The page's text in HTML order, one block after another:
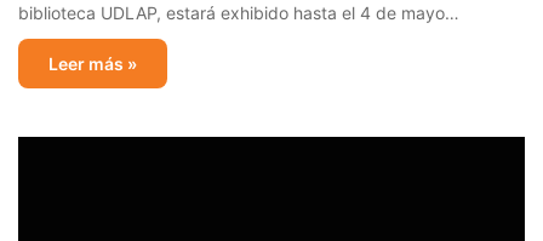
biblioteca UDLAP, estará exhibido hasta el 4 de mayo…
Leer más »